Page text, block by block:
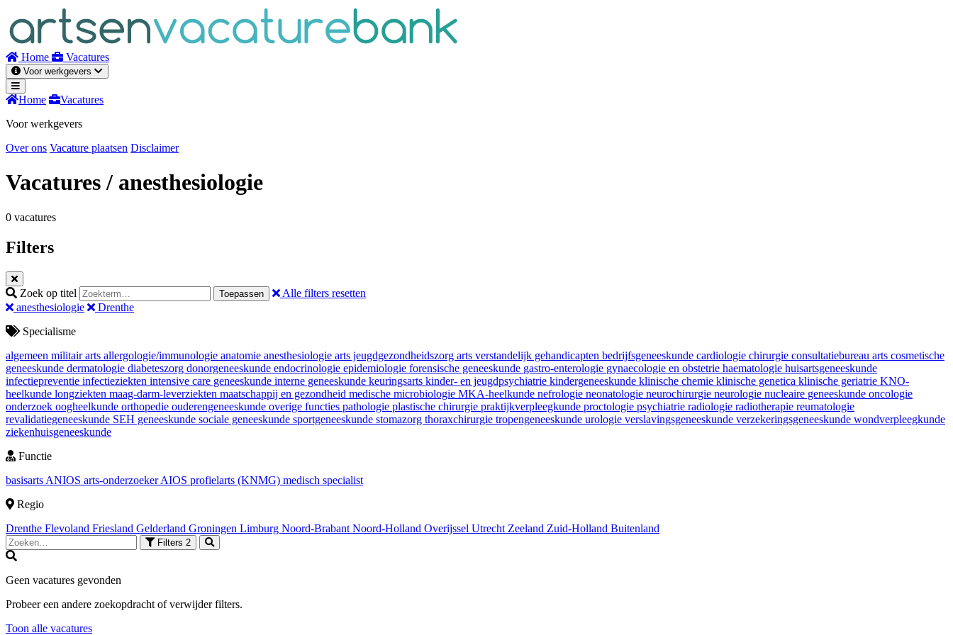
inhoud
Home Vacatures
Voor werkgevers
Home
Vacatures
Voor werkgevers
Over ons Vacature plaatsen Disclaimer
Vacatures/ anesthesiologie
0 vacatures
Filters
Zoek op titel Toepassen
Alle filters resetten
anesthesiologie
Drenthe
Specialisme
algemeen militair arts allergologie/immunologie anatomie anesthesiologie arts jeugdgezondheidszorg arts verstandelijk gehandicapten bedrijfsgeneeskunde cardiologie chirurgie consultatiebureau arts cosmetische
geneeskunde dermatologie diabeteszorg donorgeneeskunde endocrinologie epidemiologie forensische geneeskunde gastro-enterologie gynaecologie en obstetrie haematologie huisartsgeneeskunde
infectiepreventie infectieziekten intensive care geneeskunde interne geneeskunde keuringsarts kinder- en jeugdpsychiatrie kindergeneeskunde klinische chemie klinische genetica klinische geriatrie KNO-
heelkunde longziekten maag-darm-leverziekten maatschappij en gezondheid medische microbiologie MKA-heelkunde nefrologie neonatologie neurochirurgie neurologie nucleaire geneeskunde oncologie
onderzoek oogheelkunde orthopedie ouderengeneeskunde overige functies pathologie plastische chirurgie praktijkverpleegkunde proctologie psychiatrie radiologie radiotherapie reumatologie
revalidatiegeneeskunde SEH geneeskunde sociale geneeskunde sportgeneeskunde stomazorg thoraxchirurgie tropengeneeskunde urologie verslavingsgeneeskunde verzekeringsgeneeskunde wondverpleegkunde
ziekenhuisgeneeskunde
Functie
basisarts ANIOS arts-onderzoekerAIOS profielarts (KNMG) medisch specialist
Regio
Drenthe Flevoland Friesland Gelderland Groningen Limburg Noord-Brabant Noord-Holland Overijssel Utrecht Zeeland Zuid-Holland Buitenland
Filters 2
Geen vacatures gevonden
Probeer een andere zoekopdracht of verwijder filters.
Toon alle vacatures